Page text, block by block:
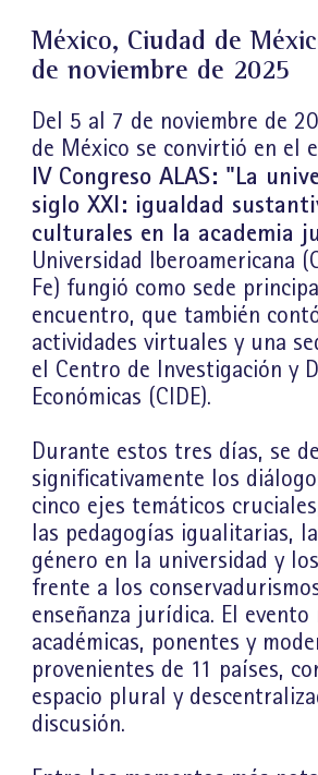
México, Ciudad de
de noviembre de 2025
Del 5 al 7 de noviembre de
de México se convirtió en el
IV Congreso ALAS: "La
siglo XXI: igualdad
culturales en la academia
Universidad Iberoamericana
Fe) fungió como sede
encuentro, que también
actividades virtuales y una
el Centro de Investigación y
Económicas (CIDE).
Durante estos tres días, se
significativamente los
cinco ejes temáticos
las pedagogías igualitarias,
género en la universidad y
frente a los
enseñanza jurídica. El
académicas, ponentes y
provenientes de 11 países,
espacio plural y
discusión.